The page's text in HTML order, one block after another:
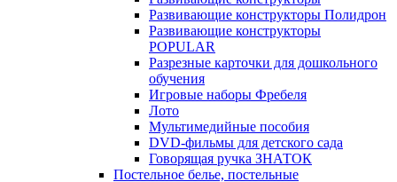
Развивающие конструкторы Полидрон
Развивающие конструкторы
POPULAR
Разрезные карточки для дошкольного
обучения
Игровые наборы Фребеля
Лото
Мультимедийные пособия
DVD-фильмы для детского сада
Говорящая ручка ЗНАТОК
Постельное белье, постельные